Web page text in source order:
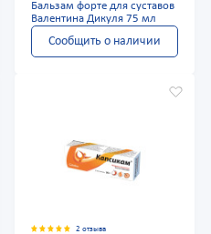
Бальзам форте для суставов
Валентина Дикуля 75 мл
Сообщить о наличии
2 отзыва